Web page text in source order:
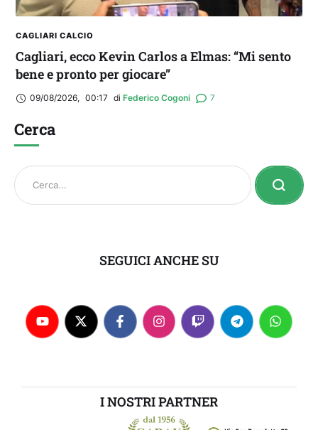
CAGLIARI CALCIO
Cagliari, ecco Kevin Carlos a Elmas: “Mi sento
bene e pronto per giocare”
09/08/2026, 00:17 di Federico Cogoni 7
Cerca
SEGUICI ANCHE SU
I NOSTRI PARTNER